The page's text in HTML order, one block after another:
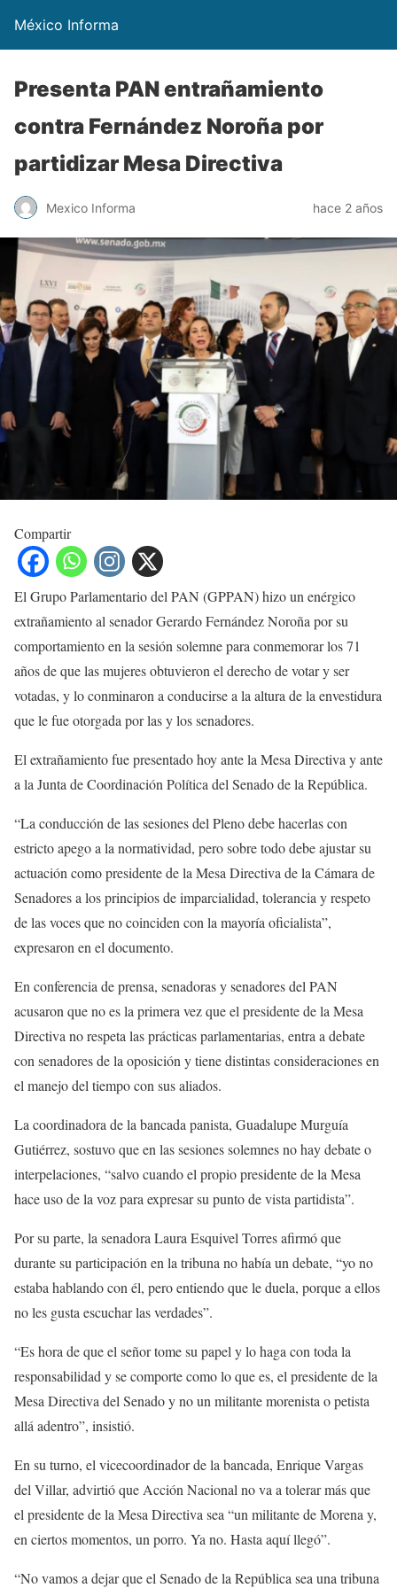
México Informa
Presenta PAN entrañamiento
contra Fernández Noroña por
partidizar Mesa Directiva
Mexico Informa hace 2 años
Compartir
El Grupo Parlamentario del PAN (GPPAN) hizo un enérgico
extrañamiento al senador Gerardo Fernández Noroña por su
comportamiento en la sesión solemne para conmemorar los 71
años de que las mujeres obtuvieron el derecho de votar y ser
votadas, y lo conminaron a conducirse a la altura de la envestidura
que le fue otorgada por las y los senadores.
El extrañamiento fue presentado hoy ante la Mesa Directiva y ante
a la Junta de Coordinación Política del Senado de la República.
“La conducción de las sesiones del Pleno debe hacerlas con
estricto apego a la normatividad, pero sobre todo debe ajustar su
actuación como presidente de la Mesa Directiva de la Cámara de
Senadores a los principios de imparcialidad, tolerancia y respeto
de las voces que no coinciden con la mayoría oficialista”,
expresaron en el documento.
En conferencia de prensa, senadoras y senadores del PAN
acusaron que no es la primera vez que el presidente de la Mesa
Directiva no respeta las prácticas parlamentarias, entra a debate
con senadores de la oposición y tiene distintas consideraciones en
el manejo del tiempo con sus aliados.
La coordinadora de la bancada panista, Guadalupe Murguía
Gutiérrez, sostuvo que en las sesiones solemnes no hay debate o
interpelaciones, “salvo cuando el propio presidente de la Mesa
hace uso de la voz para expresar su punto de vista partidista”.
Por su parte, la senadora Laura Esquivel Torres afirmó que
durante su participación en la tribuna no había un debate, “yo no
estaba hablando con él, pero entiendo que le duela, porque a ellos
no les gusta escuchar las verdades”.
“Es hora de que el señor tome su papel y lo haga con toda la
responsabilidad y se comporte como lo que es, el presidente de la
Mesa Directiva del Senado y no un militante morenista o petista
allá adentro”, insistió.
En su turno, el vicecoordinador de la bancada, Enrique Vargas
del Villar, advirtió que Acción Nacional no va a tolerar más que
el presidente de la Mesa Directiva sea “un militante de Morena y,
en ciertos momentos, un porro. Ya no. Hasta aquí llegó”.
“No vamos a dejar que el Senado de la República sea una tribuna